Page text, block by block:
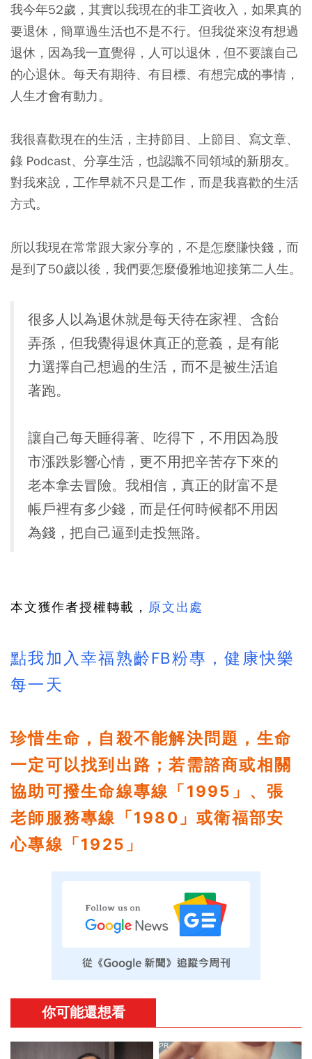
我今年52歲，其實以我現在的非工資收入，如果真的
要退休，簡單過生活也不是不行。但我從來沒有想過
退休，因為我一直覺得，人可以退休，但不要讓自己
的心退休。每天有期待、有目標、有想完成的事情，
人生才會有動力。
我很喜歡現在的生活，主持節目、上節目、寫文章、
錄 Podcast、分享生活，也認識不同領域的新朋友。
對我來說，工作早就不只是工作，而是我喜歡的生活
方式。
所以我現在常常跟大家分享的，不是怎麼賺快錢，而
是到了50歲以後，我們要怎麼優雅地迎接第二人生。
很多人以為退休就是每天待在家裡、含飴
弄孫，但我覺得退休真正的意義，是有能
力選擇自己想過的生活，而不是被生活追
著跑。
讓自己每天睡得著、吃得下，不用因為股
市漲跌影響心情，更不用把辛苦存下來的
老本拿去冒險。 我相信，真正的財富不是
帳戶裡有多少錢，而是任何時候都不用因
為錢，把自己逼到走投無路。
本文獲作者授權轉載， 原文出處
點我加入幸福熟齡FB粉專，健康快樂
每一天
珍惜生命，自殺不能解決問題，生命
一定可以找到出路；若需諮商或相關
協助可撥生命線專線「1995」、張
老師服務專線「1980」或衛福部安
心專線「1925」